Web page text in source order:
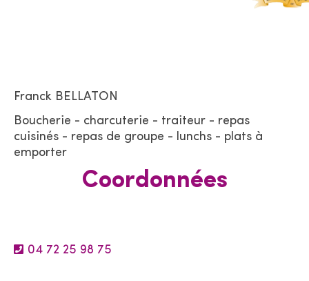
Franck BELLATON
Boucherie - charcuterie - traiteur - repas
cuisinés - repas de groupe - lunchs - plats à
emporter
Coordonnées
04 72 25 98 75